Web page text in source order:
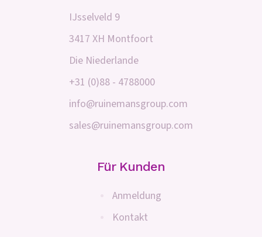
IJsselveld 9
3417 XH Montfoort
Die Niederlande
+31 (0)88 - 4788000
info@ruinemansgroup.com
sales@ruinemansgroup.com
Für Kunden
Anmeldung
Kontakt